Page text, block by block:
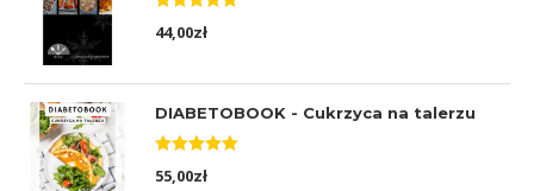
5.00na 5
44,00zł
DIABETOBOOK - Cukrzyca na talerzu
5.00na 5
55,00zł